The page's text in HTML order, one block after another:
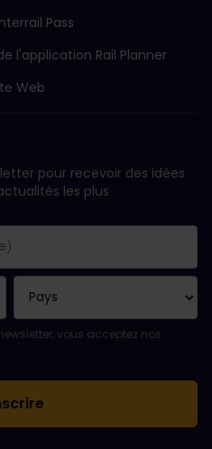
Pass
l'application Rail Planner
Web
pour recevoir des idées
les plus
obligatoire.
!
échoué. Veuillez réessayer
cette newsletter.
générales pour vous inscrire à
vous acceptez nos